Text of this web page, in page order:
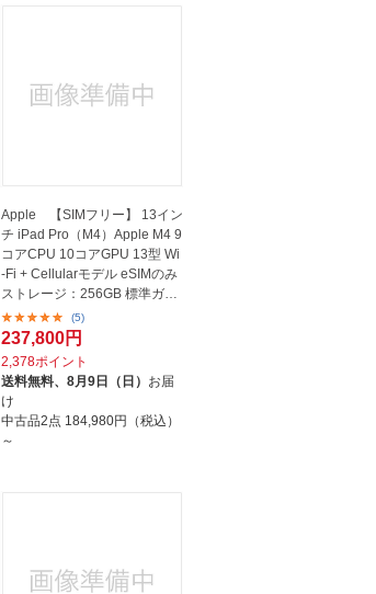
Apple 【SIMフリー】 13イン
チ iPad Pro（M4）Apple M4 9
コアCPU 10コアGPU 13型 Wi
-Fi + Cellularモデル eSIMのみ
ストレージ：256GB 標準ガラ
ス...
(5)
237,800円
2,378ポイント
送料無料、 8月9日（日） お届
け
中古品2点 184,980円（税込）
～